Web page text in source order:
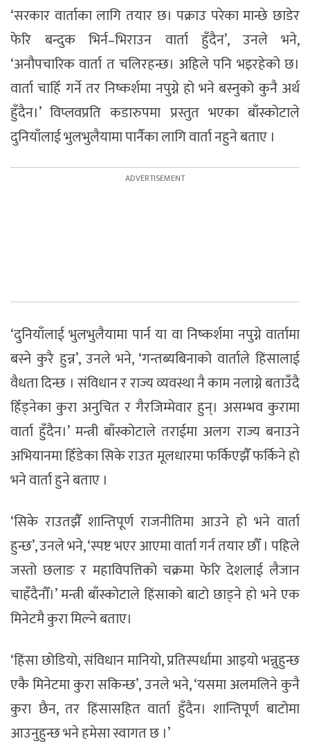
‘सरकार वार्ताका लागि तयार छ। पक्राउ परेका मान्छे छाडेर
फेरि बन्दुक भिर्न–भिराउन वार्ता हुँदैन’, उनले भने,
‘अनौपचारिक वार्ता त चलिरहन्छ। अहिले पनि भइरहेको छ।
वार्ता चाहिँ गर्ने तर निष्कर्शमा नपुग्ने हो भने बस्नुको कुनै अर्थ
हुँदैन।’ विप्लवप्रति कडारुपमा प्रस्तुत भएका बाँस्कोटाले
दुनियाँलाई भुलभुलैयामा पार्नैका लागि वार्ता नहुने बताए ।
‘दुनियाँलाई भुलभुलैयामा पार्न या वा निष्कर्शमा नपुग्ने वार्तामा
बस्ने कुरै हुन्न’, उनले भने, ‘गन्तब्यबिनाको वार्ताले हिंसालाई
वैधता दिन्छ । संविधान र राज्य व्यवस्था नै काम नलाग्ने बताउँदै
हिँड्नेका कुरा अनुचित र गैरजिम्मेवार हुन्। असम्भव कुरामा
वार्ता हुँदैन।’ मन्त्री बाँस्कोटाले तराईमा अलग राज्य बनाउने
अभियानमा हिँडेका सिके राउत मूलधारमा फर्किएझैँ फर्किने हो
भने वार्ता हुने बताए ।
‘सिके राउतझैँ शान्तिपूर्ण राजनीतिमा आउने हो भने वार्ता
हुन्छ’, उनले भने, ‘स्पष्ट भएर आएमा वार्ता गर्न तयार छौँ । पहिले
जस्तो छलाङ र महाविपत्तिको चक्रमा फेरि देशलाई लैजान
चाहँदैनौँ।’ मन्त्री बाँस्कोटाले हिंसाको बाटो छाड्ने हो भने एक
मिनेटमै कुरा मिल्ने बताए।
‘हिंसा छोडियो, संविधान मानियो, प्रतिस्पर्धामा आइयो भन्नुहुन्छ
एकै मिनेटमा कुरा सकिन्छ’, उनले भने, ‘यसमा अलमलिने कुनै
कुरा छैन, तर हिंसासहित वार्ता हुँदैन। शान्तिपूर्ण बाटोमा
आउनुहुन्छ भने हमेसा स्वागत छ ।’